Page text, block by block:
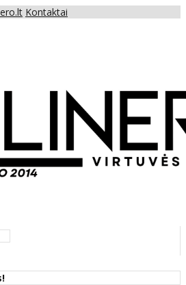
Kontaktai